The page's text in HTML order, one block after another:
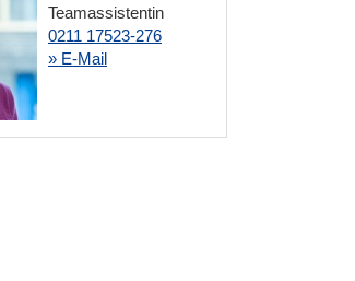
Teamassistentin
0211 17523-276
» E-Mail